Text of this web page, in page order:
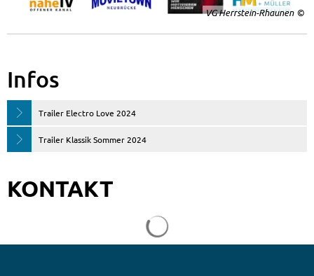
VG Herrstein-Rhaunen
Infos
Trailer Electro Love 2024
Trailer Klassik Sommer 2024
KONTAKT